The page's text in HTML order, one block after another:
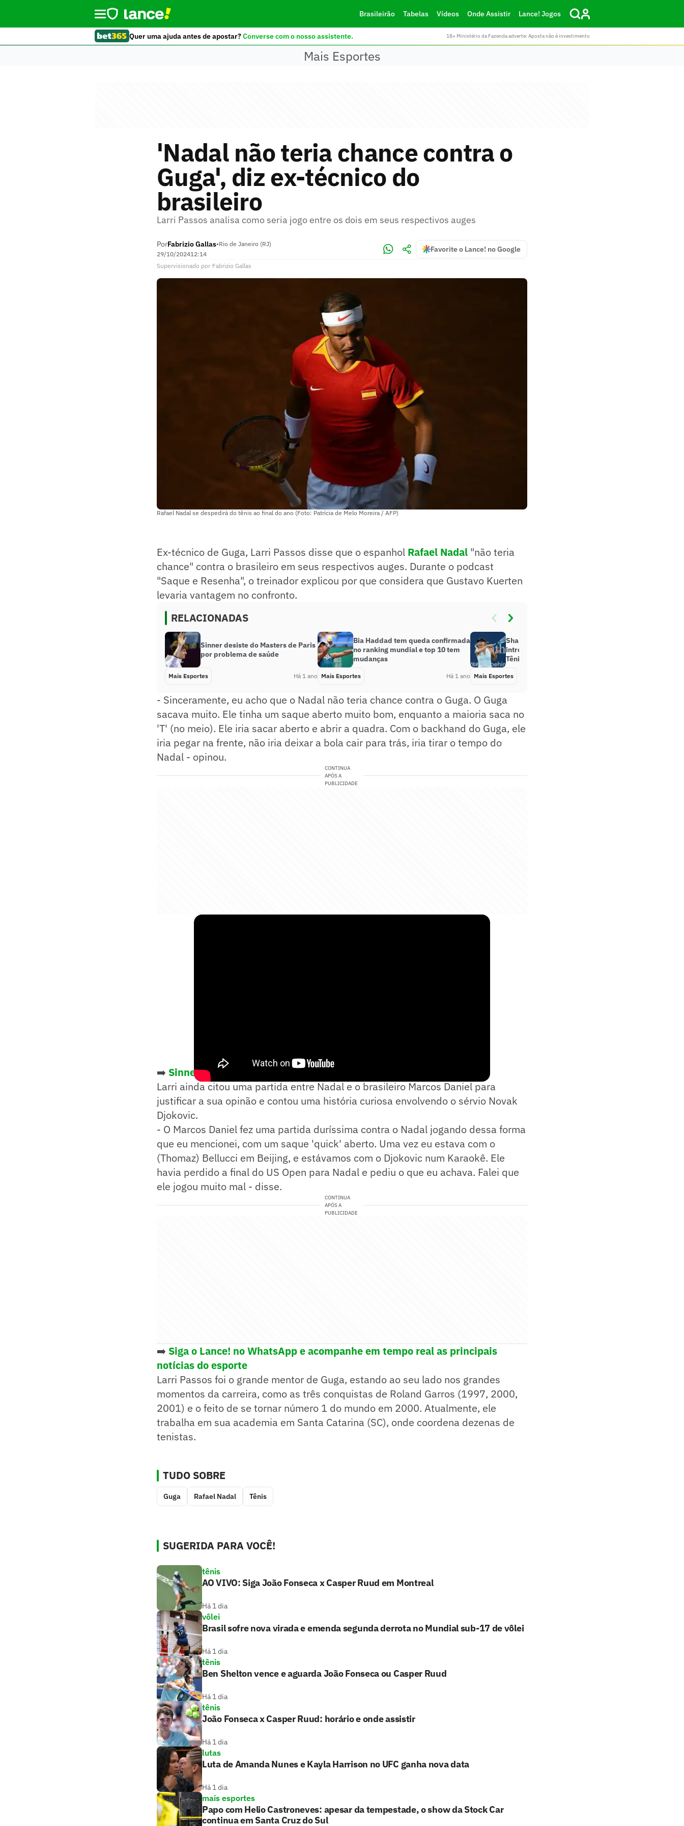
Brasileirão Tabelas Vídeos Onde Assistir Lance! Jogos
Quer uma ajuda antes de apostar?Converse com o nosso assistente. 18+ Ministério da Fazenda adverte: Aposta não é investimento
Mais Esportes
'Nadal não teria chance contra o
Guga', diz ex-técnico do
brasileiro
Larri Passos analisa como seria jogo entre os dois em seus respectivos auges
PorFabrizio Gallas•Rio de Janeiro (RJ)
29/10/202412:14
Favorite o Lance! no Google
Supervisionado por Fabrizio Gallas
Rafael Nadal se despedirá do tênis ao final do ano (Foto: Patrícia de Melo Moreira / AFP)
Ex-técnico de Guga, Larri Passos disse que o espanhol Rafael Nadal "não teria
chance" contra o brasileiro em seus respectivos auges. Durante o podcast
"Saque e Resenha", o treinador explicou por que considera que Gustavo Kuerten
levaria vantagem no confronto.
RELACIONADAS
Sinner desiste do Masters de Paris
por problema de saúde
Mais Esportes Há 1 ano
Bia Haddad tem queda confirmada
no ranking mundial e top 10 tem
mudanças
Mais Esportes Há 1 ano
Sharapova e irmãos Bryan serão
introduzidos ao Hall da Fama do
Tênis
Mais Esportes
- Sinceramente, eu acho que o Nadal não teria chance contra o Guga. O Guga
sacava muito. Ele tinha um saque aberto muito bom, enquanto a maioria saca no
'T' (no meio). Ele iria sacar aberto e abrir a quadra. Com o backhand do Guga, ele
iria pegar na frente, não iria deixar a bola cair para trás, iria tirar o tempo do
Nadal - opinou.
CONTINUA
APÓS A
PUBLICIDADE
➡️ Sinner desiste do Masters de Paris por problema de saúde
Larri ainda citou uma partida entre Nadal e o brasileiro Marcos Daniel para
justificar a sua opinão e contou uma história curiosa envolvendo o sérvio Novak
Djokovic.
- O Marcos Daniel fez uma partida duríssima contra o Nadal jogando dessa forma
que eu mencionei, com um saque 'quick' aberto. Uma vez eu estava com o
(Thomaz) Bellucci em Beijing, e estávamos com o Djokovic num Karaokê. Ele
havia perdido a final do US Open para Nadal e pediu o que eu achava. Falei que
ele jogou muito mal - disse.
CONTINUA
APÓS A
PUBLICIDADE
➡️ Siga o Lance! no WhatsApp e acompanhe em tempo real as principais
notícias do esporte
Larri Passos foi o grande mentor de Guga, estando ao seu lado nos grandes
momentos da carreira, como as três conquistas de Roland Garros (1997, 2000,
2001) e o feito de se tornar número 1 do mundo em 2000. Atualmente, ele
trabalha em sua academia em Santa Catarina (SC), onde coordena dezenas de
tenistas.
TUDO SOBRE
Guga Rafael Nadal Tênis
SUGERIDA PARA VOCÊ!
tênis
AO VIVO: Siga João Fonseca x Casper Ruud em Montreal
Há 1 dia
vôlei
Brasil sofre nova virada e emenda segunda derrota no Mundial sub-17 de vôlei
Há 1 dia
tênis
Ben Shelton vence e aguarda João Fonseca ou Casper Ruud
Há 1 dia
tênis
João Fonseca x Casper Ruud: horário e onde assistir
Há 1 dia
lutas
Luta de Amanda Nunes e Kayla Harrison no UFC ganha nova data
Há 1 dia
mais esportes
Papo com Helio Castroneves: apesar da tempestade, o show da Stock Car
continua em Santa Cruz do Sul